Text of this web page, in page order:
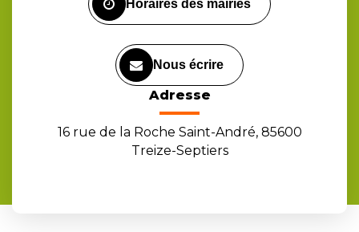
Horaires des mairies
Nous écrire
Adresse
16 rue de la Roche Saint-André, 85600
Treize-Septiers